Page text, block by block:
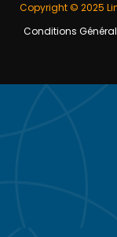
Copyright © 2025
Conditions